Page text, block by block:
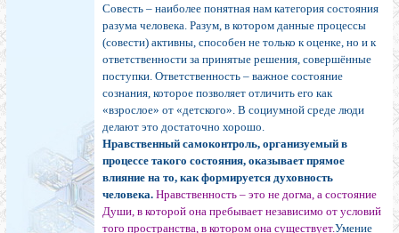
Совесть – наиболее понятная нам категория состояния
разума человека. Разум, в котором данные процессы
(совести) активны, способен не только к оценке, но и к
ответственности за принятые решения, совершённые
поступки. Ответственность – важное состояние
сознания, которое позволяет отличить его как
«взрослое» от «детского». В социумной среде люди
делают это достаточно хорошо.
Нравственный самоконтроль, организуемый в
процессе такого состояния, оказывает прямое
влияние на то, как формируется духовность
человека. Нравственность – это не догма, а состояние
Души, в которой она пребывает независимо от условий
того пространства, в котором она существует.Умение